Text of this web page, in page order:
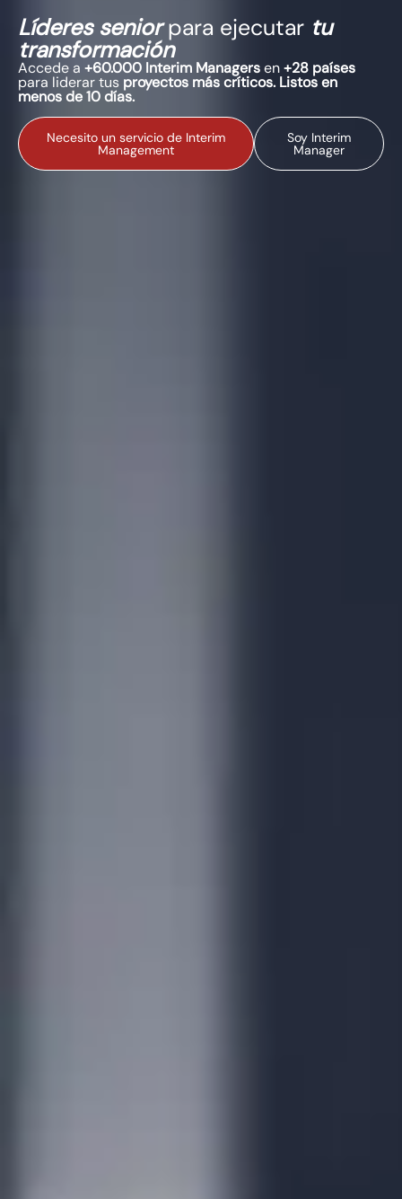
Líderes seniorpara ejecutar tu
transformación
Accede a +60.000 Interim Managersen+28 países
para liderar tus proyectos más críticos. Listos en
menos de 10 días.
Necesito un servicio de Interim
Management
Soy Interim
Manager